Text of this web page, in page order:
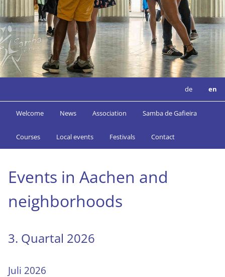
en
de
Welcome News Association Samba de Gafieira
Courses Local events Festivals Contact
Events in Aachen and
neighborhoods
3. Quartal 2026
Juli 2026